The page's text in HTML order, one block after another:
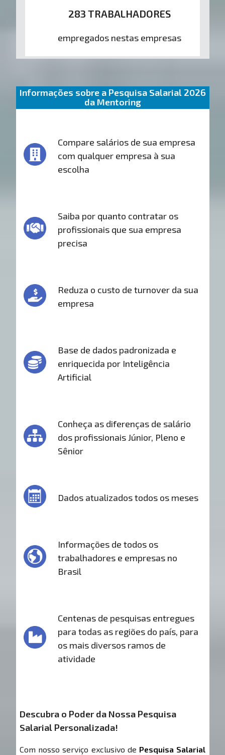
283 TRABALHADORES
empregados nestas empresas
Informações sobre a Pesquisa Salarial 2026
da Mentoring
Compare salários de sua empresa
com qualquer empresa à sua
escolha
Saiba por quanto contratar os
profissionais que sua empresa
precisa
Reduza o custo de turnover da sua
empresa
Base de dados padronizada e
enriquecida por Inteligência
Artificial
Conheça as diferenças de salário
dos profissionais Júnior, Pleno e
Sênior
Dados atualizados todos os meses
Informações de todos os
trabalhadores e empresas no
Brasil
Centenas de pesquisas entregues
para todas as regiões do país, para
os mais diversos ramos de
atividade
Descubra o Poder da Nossa Pesquisa
Salarial Personalizada!
Com nosso serviço exclusivo de Pesquisa Salarial